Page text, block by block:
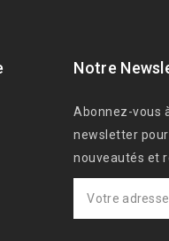
Notre
Abonnez-vous
newsletter
nouveautés et